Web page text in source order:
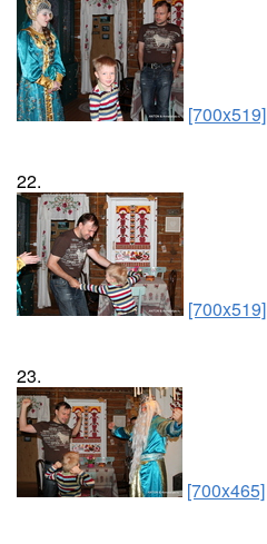
[700x519]
22.
[700x519]
23.
[700x465]